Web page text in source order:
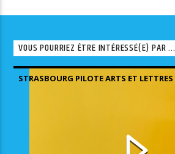
VOUS POURRIEZ ÊTRE INTÉRESSÉ(E) PAR ...
STRASBOURG PILOTE ARTS ET LETTRES